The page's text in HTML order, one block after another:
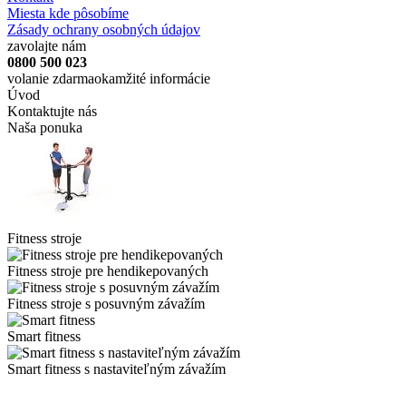
Miesta kde pôsobíme
Zásady ochrany osobných údajov
zavolajte nám
0800 500 023
volanie zdarmaokamžité informácie
Úvod
Kontaktujte nás
Naša ponuka
Fitness stroje
Fitness stroje pre hendikepovaných
Fitness stroje s posuvným závažím
Smart fitness
Smart fitness s nastaviteľným závažím